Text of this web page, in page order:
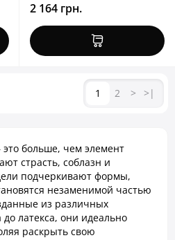
2 164 грн.
1 2 > >|
больше, чем элемент
страсть, соблазн и
подчеркивают формы,
незаменимой частью
из различных
латекса, они идеально
раскрыть свою